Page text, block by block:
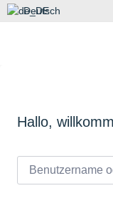
Deutsch
Hallo,